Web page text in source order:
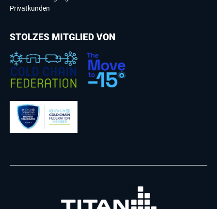
Privatkunden
STOLZES MITGLIED VON